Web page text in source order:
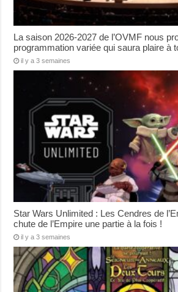
La saison 2026-2027 de l’OVMF nous
programmation variée qui saura plaire à
il y a 3 semaines
Star Wars Unlimited : Les Cendres de
chute de l’Empire une partie à la fois !
il y a 3 semaines